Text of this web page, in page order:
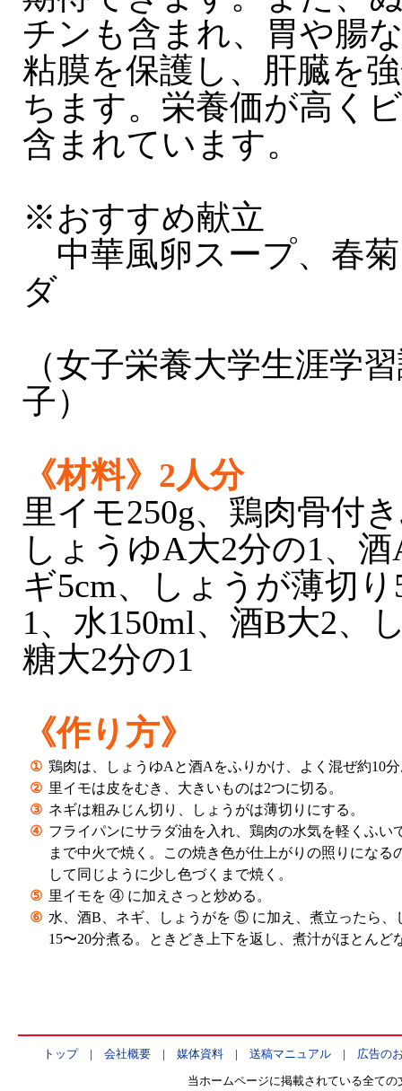
チンも含まれ、胃や腸
粘膜を保護し、肝臓を
ちます。栄養価が高く
含まれています。
※おすすめ献立
中華風卵スープ、春
ダ
（女子栄養大学生涯学
子）
《材料》2人分
里イモ250g、鶏肉骨付
しょうゆA大2分の1、
ギ5cm、しょうが薄切
1、水150ml、酒B大2、
糖大2分の1
《作り方》
① 鶏肉は、しょうゆAと酒Aをふりかけ、よく混ぜ約10
② 里イモは皮をむき、大きいものは2つに切る。
③ ネギは粗みじん切り、しょうがは薄切りにする。
④ フライパンにサラダ油を入れ、鶏肉の水気を軽くふ
まで中火で焼く。この焼き色が仕上がりの照りにな
して同じように少し色づくまで焼く。
⑤ 里イモを ④ に加えさっと炒める。
⑥ 水、酒B、ネギ、しょうがを ⑤ に加え、煮立ったら
15〜20分煮る。ときどき上下を返し、煮汁がほとん
トップ| 会社概要| 媒体資料| 送稿マニュアル| 広告の
当ホームページに掲載されている全て